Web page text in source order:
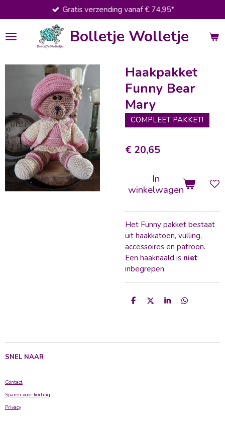
direct
naar
de
Bolletje Wolletje
Gratis verzending vanaf € 74,95*
Haakpakket
Funny Bear
Mary
COMPLEET PAKKET!
€ 20,65
In
winkelwagen
Het Funny pakket bestaat
uit haakkatoen, vulling,
accessoires en patroon.
Een haaknaald is niet
inbegrepen.
D
D
S
D
SNEL NAAR
Contact
Sparen voor korting
Privacy